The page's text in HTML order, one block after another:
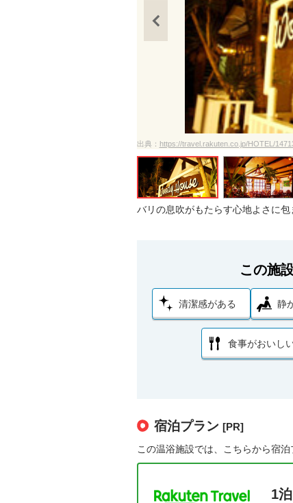
出典： https://travel.rakuten.co.jp/HOTEL/
バリの息吹がもたらす心地よさに
この施
清潔感がある 静
食事がおいし
宿泊プラン [PR]
この温浴施設では、こちらから宿泊
1